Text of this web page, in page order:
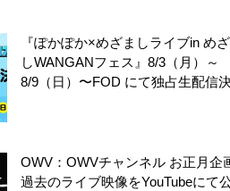
『ぽかぽか×めざましライブin め
しWANGANフェス』8/3（月）～
8/9（日）〜FOD にて独占生配信
OWV：OWVチャンネル お正月
過去のライブ映像をYouTubeにて